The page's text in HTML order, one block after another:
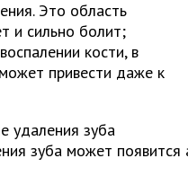
Это область
и сильно болит;
кости, в
привести даже к
зуба может